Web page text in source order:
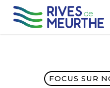
Skip
FOCUS SUR